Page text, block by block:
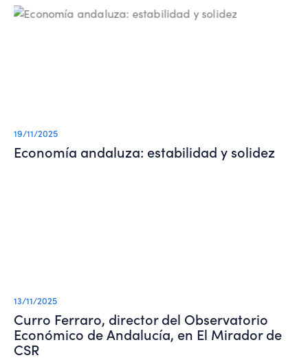
19/11/2025
Economía andaluza: estabilidad y solidez
13/11/2025
Curro Ferraro, director del Observatorio
Económico de Andalucía, en El Mirador de
CSR